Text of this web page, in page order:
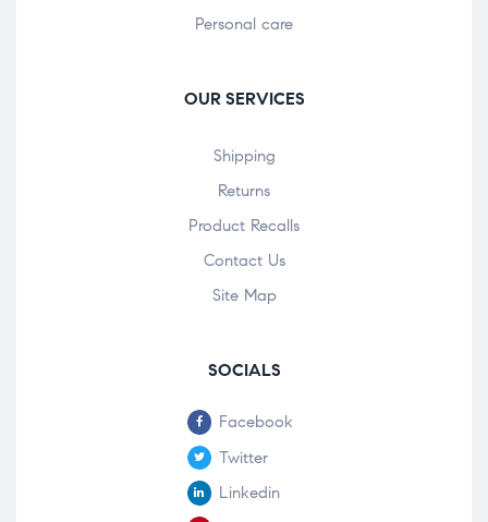
Personal care
OUR SERVICES
Shipping
Returns
Product Recalls
Contact Us
Site Map
SOCIALS
Facebook
Twitter
Linkedin